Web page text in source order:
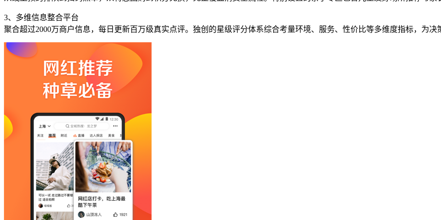
3、多维信息整合平台
聚合超过2000万商户信息，每日更新百万级真实点评。独创的星级评分体系综合考量环境、服务、性价比等多维度指标，为决